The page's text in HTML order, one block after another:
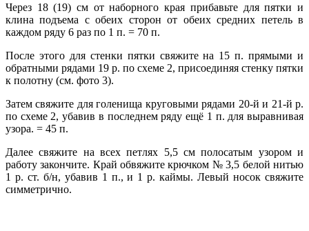
Через 18 (19) см от наборного края прибавьте для пятки и
клина подъема с обеих сторон от обеих средних петель в
каждом ряду 6 раз по 1 п. = 70 п.
После этого для стенки пятки свяжите на 15 п. прямыми и
обратными рядами 19 р. по схеме 2, присоединяя стенку пятки
к полотну (см. фото 3).
Затем свяжите для голенища круговыми рядами 20-й и 21-й р.
по схеме 2, убавив в последнем ряду ещё 1 п. для выравнивая
узора. = 45 п.
Далее свяжите на всех петлях 5,5 см полосатым узором и
работу закончите. Край обвяжите крючком № 3,5 белой нитью
1 р. ст. б/н, убавив 1 п., и 1 р. каймы. Левый носок свяжите
симметрично.